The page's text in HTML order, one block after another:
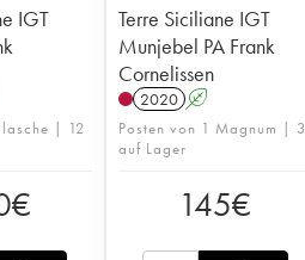
IGT
| 12
€
Terre Siciliane IGT
Munjebel PA Frank
Cornelissen
2020 A
Posten von 1 Magnum | 3
auf Lager
145€